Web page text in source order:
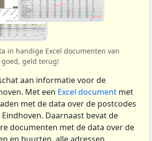
in handige Excel documenten van
geld terug!
aan informatie voor de
Met een Excel document met
met de data over de postcodes
Daarnaast bevat de
documenten met de data over de